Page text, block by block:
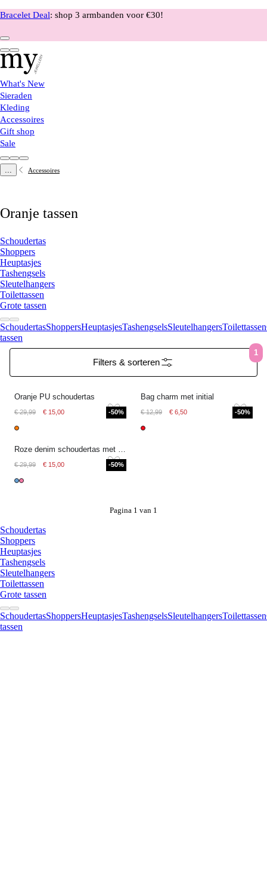
Bracelet Deal: shop 3 armbanden voor €30!
What's New
Sieraden
Kleding
Accessoires
Gift shop
Sale
... Accessoires
Oranje tassen
Schoudertas
Shoppers
Heuptasjes
Tashengsels
Sleutelhangers
Toilettassen
Grote tassen
SchoudertasShoppersHeuptasjesTashengselsSleutelhangersToilettassen
tassen
Filters & sorteren
1
Oranje PU schoudertas
€ 29,99 € 15,00 -50%
Bag charm met initial
€ 12,99 € 6,50 -50%
Roze denim schoudertas met strepen
€ 29,99 € 15,00 -50%
Pagina 1 van 1
Schoudertas
Shoppers
Heuptasjes
Tashengsels
Sleutelhangers
Toilettassen
Grote tassen
SchoudertasShoppersHeuptasjesTashengselsSleutelhangersToilettassen
tassen